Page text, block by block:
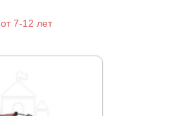
от 7-12 лет